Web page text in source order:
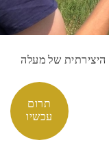
היצירתית של מעלה
תרום
עכשיו